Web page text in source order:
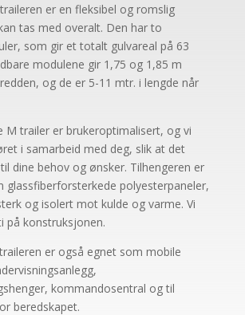
er en fleksibel og romslig
tas med overalt. Den har to
som gir et totalt gulvareal på 63
modulene gir 1,75 og 1,85 m
og de er 5-11 mtr. i lengde når
M trailer er brukeroptimalisert, og vi
i samarbeid med deg, slik at det
dine behov og ønsker. Tilhengeren er
glassfiberforsterkede polyesterpaneler,
og isolert mot kulde og varme. Vi
på konstruksjonen.
er også egnet som mobile
kommandosentral og til
beredskapet.